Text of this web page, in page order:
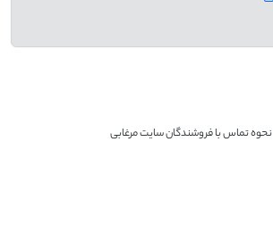
نحوه تماس با فروشندگان سایت مرغابی